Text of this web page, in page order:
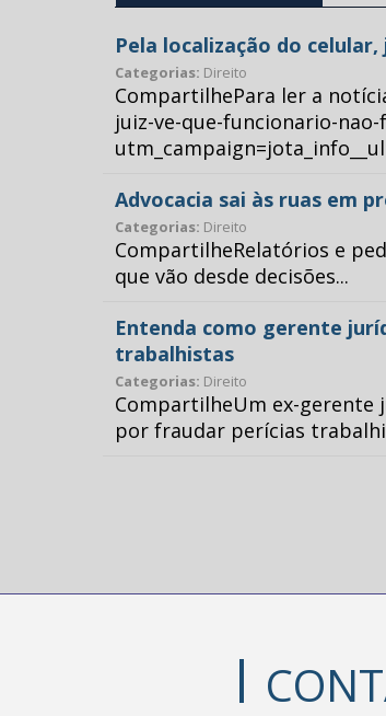
Pela localização do
Categorias: Direito
CompartilhePara ler a
juiz-ve-que-funcionario-
Advocacia sai às ruas em
Categorias: Direito
CompartilheRelatórios e
que vão desde decisões...
Entenda como gerente
trabalhistas
Categorias: Direito
CompartilheUm ex-gerente
por fraudar perícias